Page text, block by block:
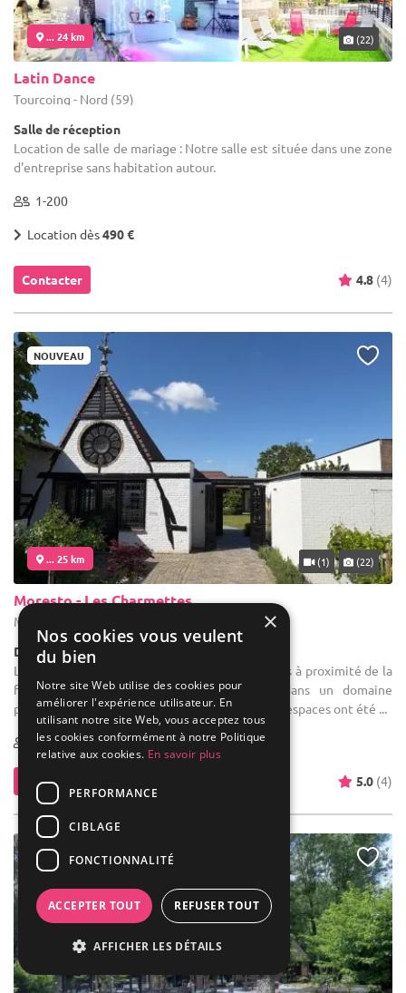
... 24 km (22)
Latin Dance
Tourcoing - Nord (59)
Salle de réception
Location de salle de mariage : Notre salle est située dans une zone
d'entreprise sans habitation autour.
1-200
Location dès490 €
Contacter 4.8 (4)
NOUVEAU
... 25 km (1) (22)
Moresto - Les Charmettes
Mouscron - Hainaut (WHT)
Demeure de caractère / Domaine
Location de salle de mariage : Idéalement situés à proximité de la
frontière française, nous vous accueillons dans un domaine
possédant terrasses et jardin. Parking privé. Les espaces ont été ...
10-300
Contacter 5.0 (4)
×
Nos cookies vous veulent
du bien
Notre site Web utilise des cookies pour
améliorer l'expérience utilisateur. En
utilisant notre site Web, vous acceptez tous
les cookies conformément à notre Politique
relative aux cookies. En savoir plus
PERFORMANCE
CIBLAGE
FONCTIONNALITÉ
ACCEPTER TOUT REFUSER TOUT
AFFICHER LES DÉTAILS